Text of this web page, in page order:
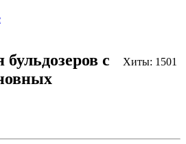
Хиты: 1501
с